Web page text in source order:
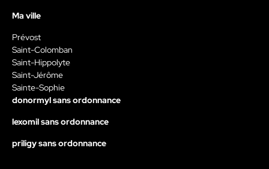
Ma ville
Prévost
Saint-Colomban
Saint-Hippolyte
Saint-Jérôme
Sainte-Sophie
donormyl sans ordonnance
lexomil sans ordonnance
priligy sans ordonnance